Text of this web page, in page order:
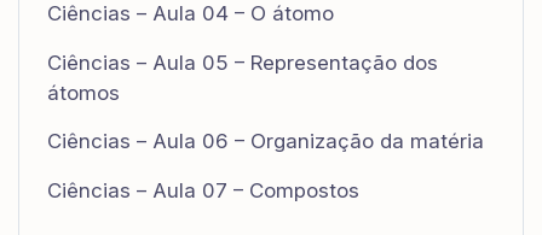
Ciências – Aula 04 – O átomo
Ciências – Aula 05 – Representação dos
átomos
Ciências – Aula 06 – Organização da matéria
Ciências – Aula 07 – Compostos